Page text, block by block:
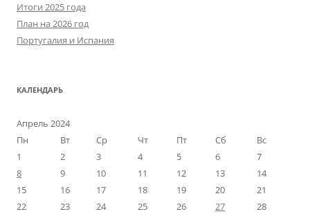
Итоги 2025 года
План на 2026 год
Португалия и Испания
КАЛЕНДАРЬ
Апрель 2024
Пн
Вт Ср Чт Пт Сб
Вс
1
2 3 4 5 6
7
8
9 10 11 12 13
14
15
16 17 18 19 20
21
22
23 24 25 26 27
28